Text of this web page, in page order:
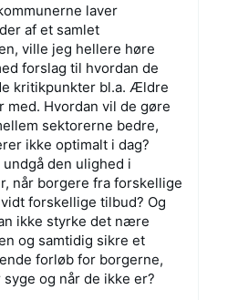
laver
af et samlet
ville jeg hellere høre
forslag til hvordan de
kritikpunkter bl.a. Ældre
med. Hvordan vil de gøre
sektorerne bedre,
ikke optimalt i dag?
den ulighed i
når borgere fra forskellige
forskellige tilbud? Og
ikke styrke det nære
og samtidig sikre et
forløb for borgerne,
syge og når de ikke er?